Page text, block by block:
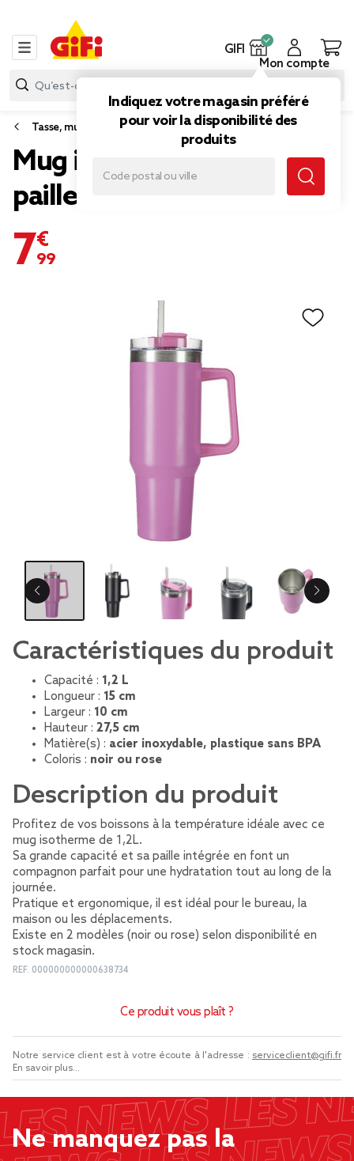
GIFI
Indiquez votre magasin préféré
pour voir la disponibilité des
produits
Mon compte
Tasse, mug et bol
Mug isotherme 1,2L avec
paille intégrée (2 modèles)
7,99 €
Caractéristiques du produit
Capacité : 1,2 L
Longueur : 15 cm
Largeur : 10 cm
Hauteur : 27,5 cm
Matière(s) : acier inoxydable, plastique sans BPA
Coloris : noir ou rose
Description du produit
Profitez de vos boissons à la température idéale avec ce
mug isotherme de 1,2L.
Sa grande capacité et sa paille intégrée en font un
compagnon parfait pour une hydratation tout au long de la
journée.
Pratique et ergonomique, il est idéal pour le bureau, la
maison ou les déplacements.
Existe en 2 modèles (noir ou rose) selon disponibilité en
stock magasin.
REF. 000000000000638734
Ce produit vous plaît ?
Notre service client est à votre écoute à l'adresse : serviceclient@gifi.fr
En savoir plus...
Ne manquez pas la